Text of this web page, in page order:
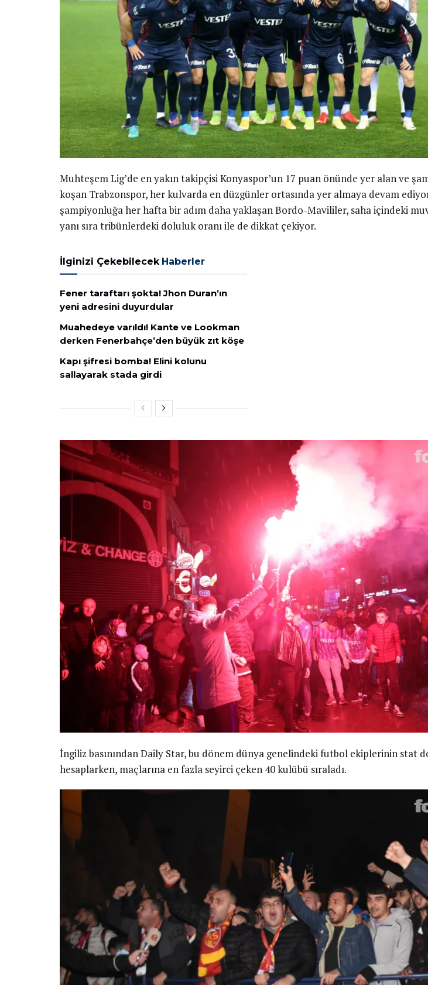
Muhteşem Lig’de en yakın takipçisi Konyaspor’un 17 puan önünde yer alan ve
koşan Trabzonspor, her kulvarda en düzgünler ortasında yer almaya devam
şampiyonluğa her hafta bir adım daha yaklaşan Bordo-Mavililer, saha içindeki
yanı sıra tribünlerdeki doluluk oranı ile de dikkat çekiyor.
İlginizi Çekebilecek Haberler
Fener taraftarı şokta! Jhon Duran’ın
yeni adresini duyurdular
Muahedeye varıldı! Kante ve Lookman
derken Fenerbahçe’den büyük zıt köşe
Kapı şifresi bomba! Elini kolunu
sallayarak stada girdi
İngiliz basınından Daily Star, bu dönem dünya genelindeki futbol ekiplerinin stat
hesaplarken, maçlarına en fazla seyirci çeken 40 kulübü sıraladı.